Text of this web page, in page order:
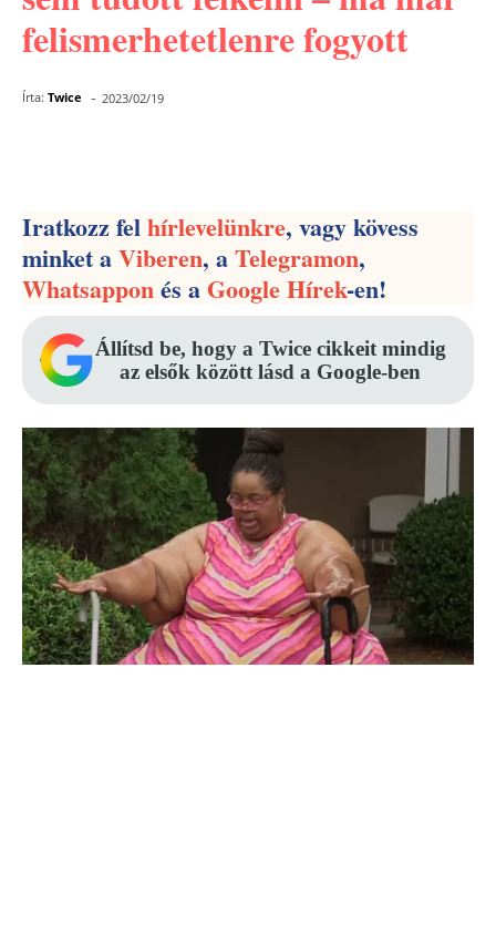
felismerhetetlenre fogyott
Írta: Twice - 2023/02/19
Iratkozz felhírlevelünkre, vagy kövess
minket aViberen, aTelegramon,
Whatsapponés aGoogle Hírek-en!
Állítsd be, hogy a Twice cikkeit mindig
az elsők között lásd a Google-ben